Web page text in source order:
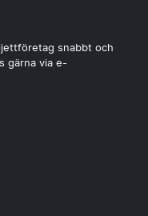
snabbt och
gärna via e-